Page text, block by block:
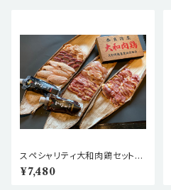
スペシャリティ大和肉鶏セット
2人前 【本格地鶏をキャンプ•B
BQ•ご自宅で！】
¥7,480